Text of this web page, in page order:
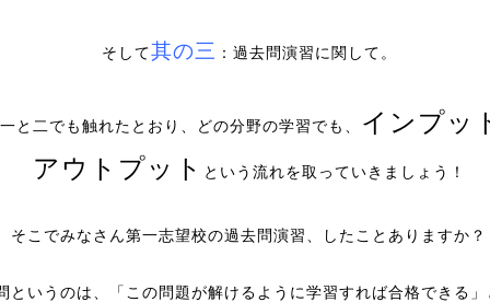
そして其の三 ：過去問演習に関して。
と二でも触れたとおり、どの分野の学習でも、
インプッ
アウトプット という流れを取っていきましょう！
そこでみなさん第一志望校の過去問演習、したことありますか？
というのは、「この問題が解けるように学習すれば合格できる」